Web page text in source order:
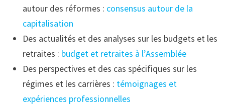
autour des réformes : consensus autour de la
capitalisation
Des actualités et des analyses sur les budgets et les
retraites : budget et retraites à l’Assemblée
Des perspectives et des cas spécifiques sur les
régimes et les carrières : témoignages et
expériences professionnelles